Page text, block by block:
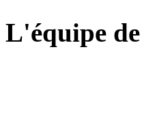
L'équipe